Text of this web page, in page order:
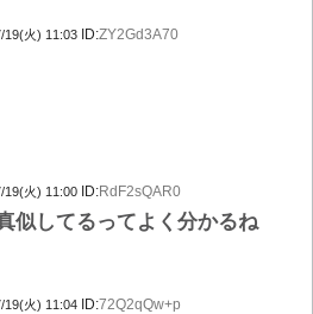
19(火) 11:03 ID:ZY2Gd3A70
19(火) 11:00 ID:RdF2sQAR0
似してるってよく分かるね
19(火) 11:04 ID:72Q2qQw+p